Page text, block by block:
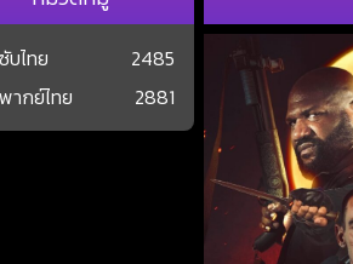
บไทย
2485
ากย์ไทย
2881